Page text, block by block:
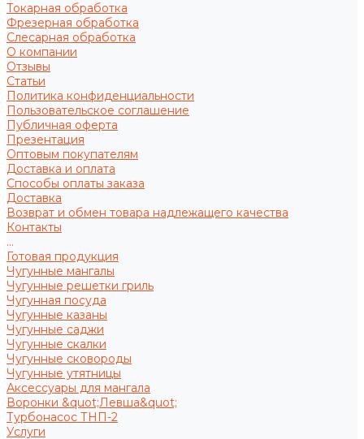
Токарная обработка
Фрезерная обработка
Слесарная обработка
О компании
Отзывы
Статьи
Политика конфиденциальности
Пользовательское соглашение
Публичная оферта
Презентация
Оптовым покупателям
Доставка и оплата
Способы оплаты заказа
Доставка
Возврат и обмен товара надлежащего качества
Контакты
...
Готовая продукция
Чугунные мангалы
Чугунные решетки гриль
Чугунная посуда
Чугунные казаны
Чугунные саджи
Чугунные скалки
Чугунные сковороды
Чугунные утятницы
Аксессуары для мангала
Воронки &quot;Левша&quot;
Турбонасос ТНП-2
Услуги